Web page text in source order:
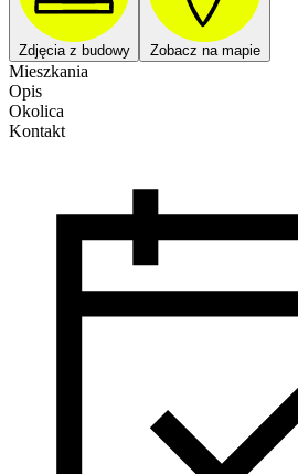
Zdjęcia z budowy Zobacz na mapie
Mieszkania
Opis
Okolica
Kontakt